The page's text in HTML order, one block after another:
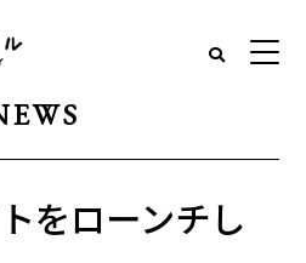
をローンチし